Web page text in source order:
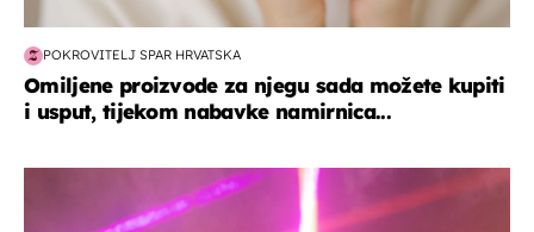
POKROVITELJ SPAR HRVATSKA
Omiljene proizvode za njegu sada možete kupiti
i usput, tijekom nabavke namirnica...